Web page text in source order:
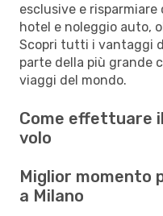
esclusive e
hotel e noleggio auto,
Scopri tutti i vantaggi
parte della più grande
viaggi del mondo.
Come effettuare
volo
Miglior momento
a Milano